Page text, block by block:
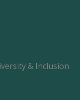
& Inclusion